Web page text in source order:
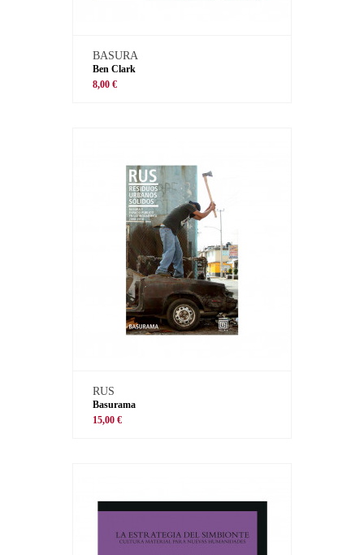
BASURA
Ben Clark
8,00 €
RUS
Basurama
15,00 €